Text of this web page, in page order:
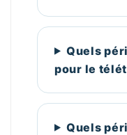
Quels
pour le
Quels